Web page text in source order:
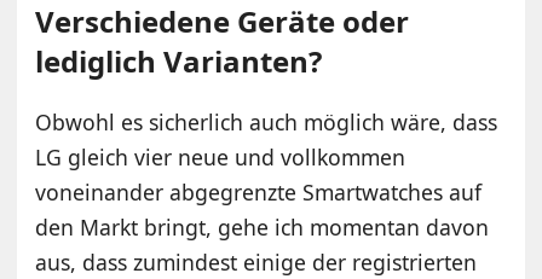
Verschiedene Geräte oder
lediglich Varianten?
Obwohl es sicherlich auch möglich wäre, dass
LG gleich vier neue und vollkommen
voneinander abgegrenzte Smartwatches auf
den Markt bringt, gehe ich momentan davon
aus, dass zumindest einige der registrierten